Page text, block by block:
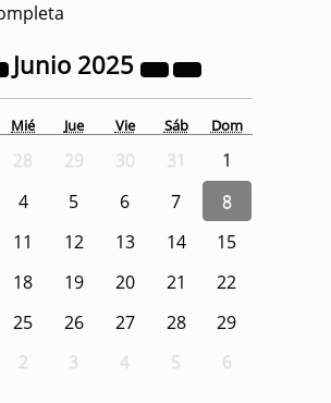
Junio 2025
Mié Jue Vie Sáb Dom
28 29 30 31
1
4 5 6 7
8
11 12 13 14
15
18 19 20 21
22
25 26 27 28
29
2 3 4 5 6